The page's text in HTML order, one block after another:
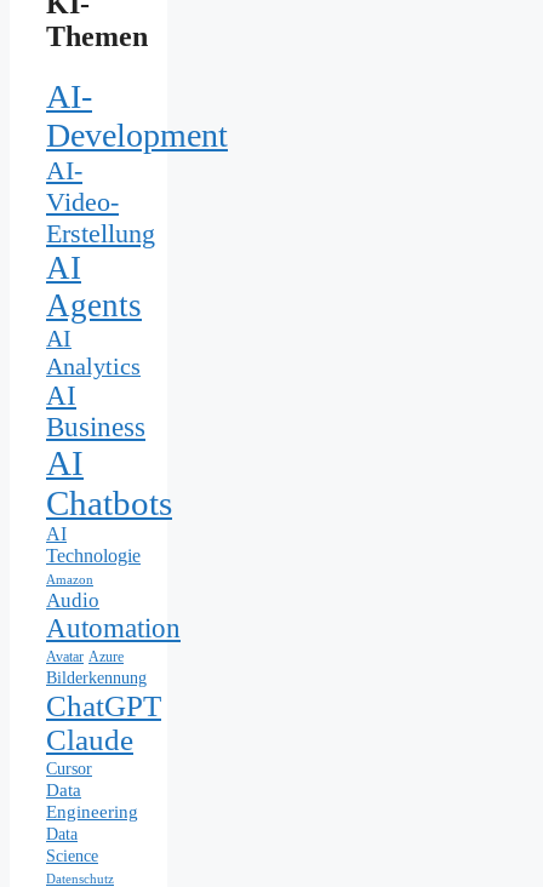
Themen
AI-
Development
AI-
Video-
Erstellung
AI
Agents
AI
Analytics
AI
Business
AI
Chatbots
AI
Technologie
Amazon
Audio
Automation
Avatar Azure
Bilderkennung
ChatGPT
Claude
Cursor
Data
Engineering
Data
Science
Datenschutz